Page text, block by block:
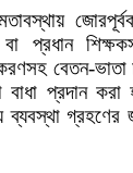
বা প্রধান
বেতন-ভাতা
প্রদান করা
ব্যবস্থা গ্রহণের